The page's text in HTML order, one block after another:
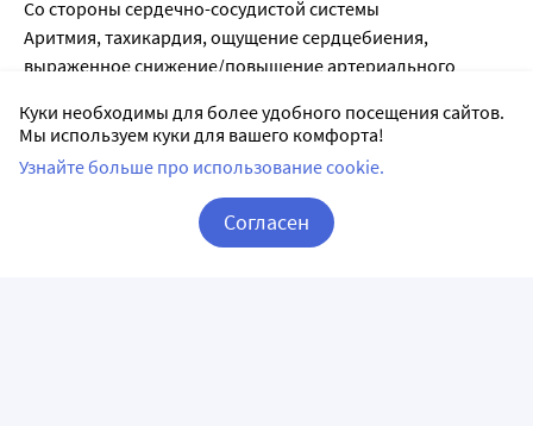
Со стороны сердечно-сосудистой системы
Аритмия, тахикардия, ощущение сердцебиения,
выраженное снижение/повышение артериального
Со стороны дыхательной системы
Бронхоспазм, одышка.
Со стороны пищеварительной системы
Диспепсические явления (в т.ч. тошнота, рвота), боль в
Куки необходимы для более удобного посещения сайтов.
Мы используем куки для вашего комфорта!
Узнайте больше про использование cookie.
Согласен